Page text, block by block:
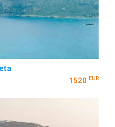
1520 EUR